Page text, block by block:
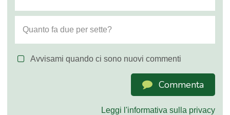
Avvisami quando ci sono nuovi commenti
Commenta
Leggi l'informativa sulla privacy